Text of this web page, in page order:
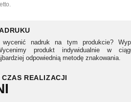
wycenić nadruk na tym produkcie?
produkt indywidualnie w
odpowiednią metodę znakowania.
REALIZACJI